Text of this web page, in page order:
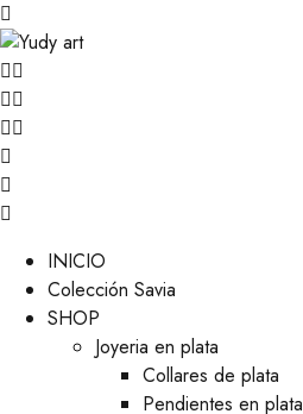
INICIO
Colección Savia
SHOP
Joyeria en plata
Collares de plata
Pendientes en plata